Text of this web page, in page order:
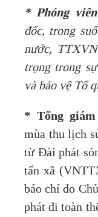
* Phóng
đốc, trong
nước,
trọng trong
và bảo vệ Tổ
* Tổng
mùa thu lịch
từ Đài phát
tấn xã
báo chí do
phát đi toàn